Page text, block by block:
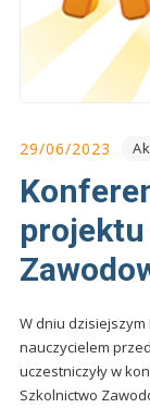
29/06/2023
W dniu
nauczycielem
uczestniczyły w
Szkolnictwo